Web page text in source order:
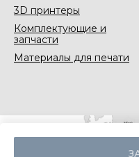
3D принтеры
Комплектующие и
запчасти
Материалы для печати